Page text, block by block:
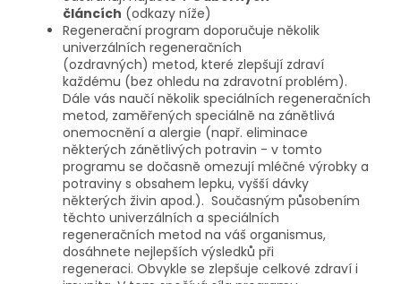
článcích (odkazy níže)
Regenerační program doporučuje několik
univerzálních regeneračních
(ozdravných) metod, které zlepšují zdraví
každému (bez ohledu na zdravotní problém).
Dále vás naučí několik speciálních regeneračních
metod, zaměřených speciálně na zánětlivá
onemocnění a alergie (např. eliminace
některých zánětlivých potravin - v tomto
programu se dočasně omezují mléčné výrobky a
potraviny s obsahem lepku, vyšší dávky
některých živin apod.). Současným působením
těchto univerzálních a speciálních
regeneračních metod na váš organismus,
dosáhnete nejlepších výsledků při
regeneraci. Obvykle se zlepšuje celkové zdraví i